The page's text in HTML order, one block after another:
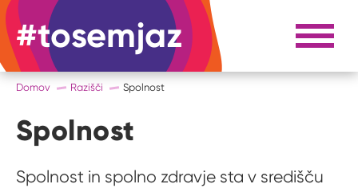
#tosemjaz #to sem jaz Razpri
Domov Razišči Spolnost
Spolnost
Spolnost in spolno zdravje sta v središču